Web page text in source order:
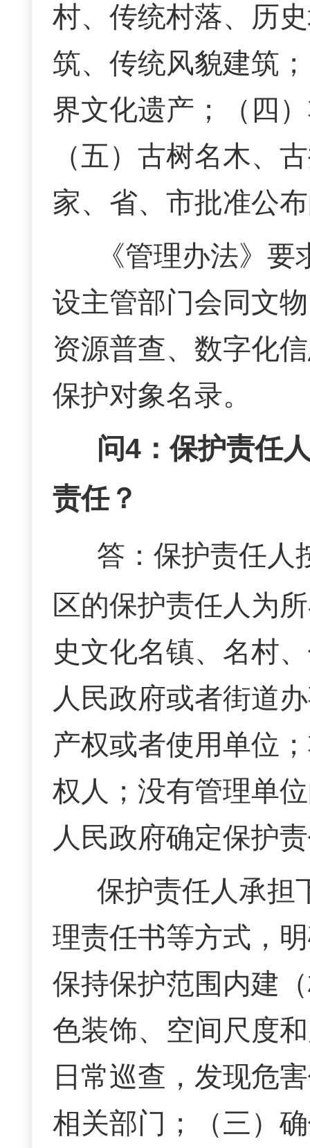
村、传统村落、历
筑、传统风貌建筑
界文化遗产；（四
（五）古树名木、
家、省、市批准公
《管理办法》
设主管部门会同文
资源普查、数字化
保护对象名录。
问4：保护责任
责任？
答： 保护责任人
区的保护责任人为
史文化名镇、名村
人民政府或者街道
产权或者使用单位
权人；没有管理单
人民政府确定保护
保护责任人承担
理责任书等方式，
保持保护范围内建
色装饰、空间尺度
日常巡查，发现危
相关部门；（三）